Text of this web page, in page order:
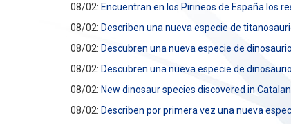
08/02: Encuentran en los Pirineos de España los
08/02: Describen una nueva especie de
08/02: Descubren una nueva especie de
08/02: Descubren una nueva especie de
08/02: New dinosaur species discovered in
08/02: Describen por primera vez una nueva